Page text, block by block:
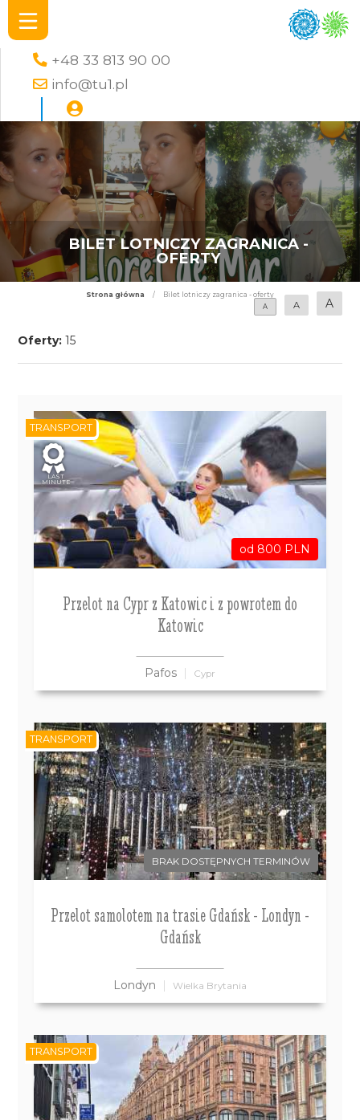
+48 33 813 90 00
info@tu1.pl
BILET LOTNICZY ZAGRANICA -
OFERTY
Strona główna /
Bilet lotniczy zagranica - oferty
A
A A
Oferty: 15
od 800 PLN
Przelot na Cypr z Katowic i z powrotem do
Katowic
Pafos Cypr
TRANSPORT
LAST
MINUTE
BRAK DOSTĘPNYCH TERMINÓW
Przelot samolotem na trasie Gdańsk - Londyn -
Gdańsk
Londyn Wielka Brytania
TRANSPORT
TRANSPORT